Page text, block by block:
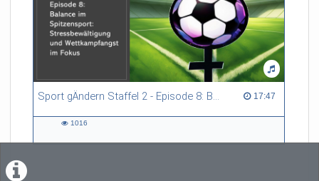
Sport gÄndern Staffel 2 - Episode 8: Balance im Spitzensport: Stressbewältigung und Wettkampfangst im Fokus 17:47
17:47 duration
1016